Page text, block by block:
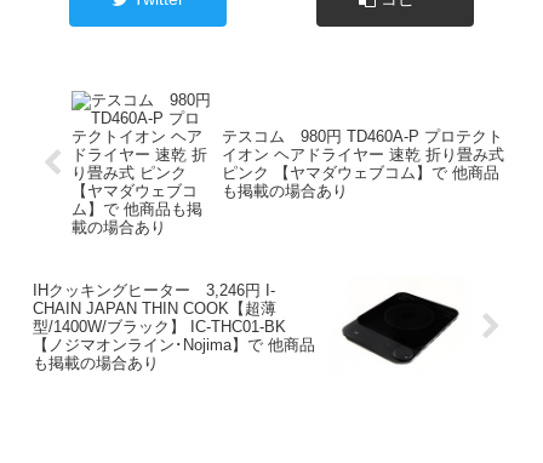
テスコム 980円 TD460A-P プロテクト
イオン ヘアドライヤー 速乾 折り畳み式
ピンク 【ヤマダウェブコム】で 他商品
も掲載の場合あり
IHクッキングヒーター 3,246円 I-
CHAIN JAPAN THIN COOK【超薄
型/1400W/ブラック】 IC-THC01-BK
【ノジマオンライン･Nojima】で 他商品
も掲載の場合あり